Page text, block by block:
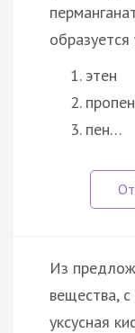
образуется
этен
пропен
пен…
Из
вещества,
уксусная